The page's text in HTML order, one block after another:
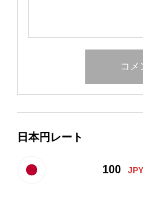
日本円レート
100